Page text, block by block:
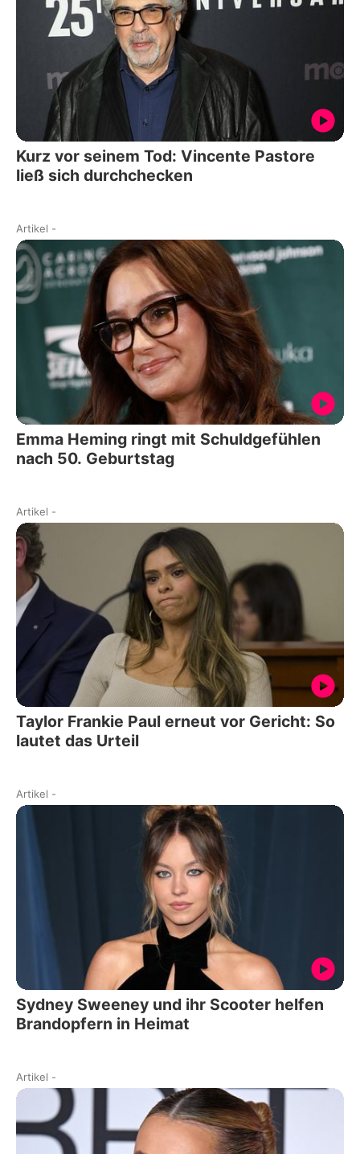
Kurz vor seinem Tod: Vincente Pastore
ließ sich durchchecken
Artikel -
Emma Heming ringt mit Schuldgefühlen
nach 50. Geburtstag
Artikel -
Taylor Frankie Paul erneut vor Gericht: So
lautet das Urteil
Artikel -
Sydney Sweeney und ihr Scooter helfen
Brandopfern in Heimat
Artikel -